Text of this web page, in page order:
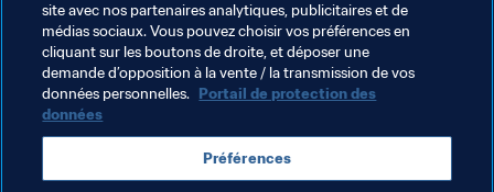
Thèmes en lien
Faire progresser le football FIFA Forward
Organisation Dominican Republic Concacaf
site avec nos partenaires analytiques, publicitaires et de
médias sociaux. Vous pouvez choisir vos préférences en
cliquant sur les boutons de droite, et déposer une
demande d’opposition à la vente / la transmission de vos
données personnelles. Portail de protection des
données
Préférences